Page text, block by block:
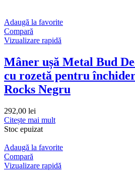
Adaugă la favorite
Compară
Vizualizare rapidă
Mâner ușă Metal Bud
cu rozetă pentru
Rocks Negru
292,00 lei
Citește mai mult
Stoc epuizat
Adaugă la favorite
Compară
Vizualizare rapidă